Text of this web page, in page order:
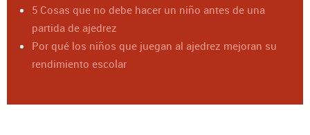
5 Cosas que no debe hacer un niño antes de una
partida de ajedrez
Por qué los niños que juegan al ajedrez mejoran su
rendimiento escolar